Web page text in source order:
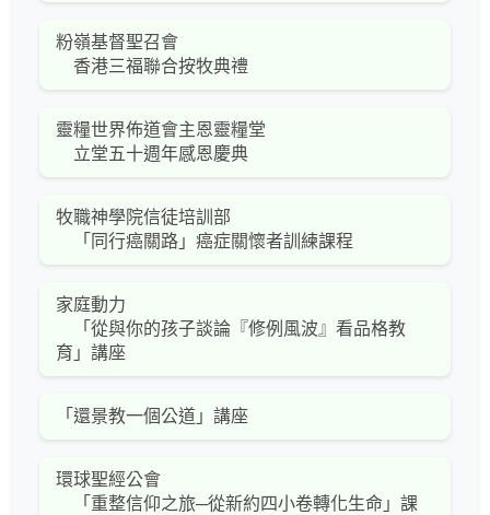
粉嶺基督聖召會
香港三福聯合按牧典禮
靈糧世界佈道會主恩靈糧堂
立堂五十週年感恩慶典
牧職神學院信徒培訓部
「同行癌關路」癌症關懷者訓練課程
家庭動力
「從與你的孩子談論『修例風波』看品格教
育」講座
「還景教一個公道」講座
環球聖經公會
「重整信仰之旅─從新約四小卷轉化生命」課